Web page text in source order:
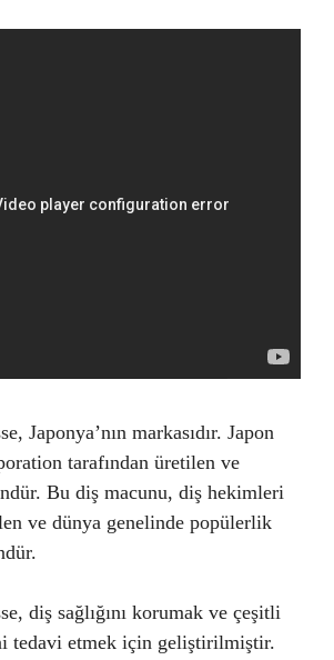
Japonya’nın markasıdır. Japon
tarafından üretilen ve
Bu diş macunu, diş hekimleri
ve dünya genelinde popülerlik
diş sağlığını korumak ve çeşitli
tedavi etmek için geliştirilmiştir.